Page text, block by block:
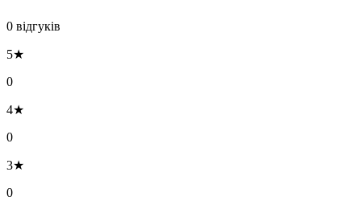
0 відгуків
5★
0
4★
0
3★
0